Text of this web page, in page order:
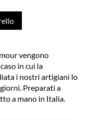
vengono
in cui la
i nostri artigiani lo
Preparati a
a mano in Italia.